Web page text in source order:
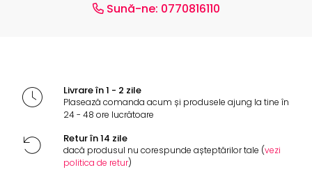
Sună-ne: 0770816110
Livrare în 1 - 2 zile
Plasează comanda acum și produsele ajung la tine în
24 - 48 ore lucrătoare
Retur în 14 zile
dacă produsul nu corespunde așteptărilor tale (vezi
politica de retur)